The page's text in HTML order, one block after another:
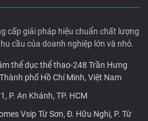
cấp giải pháp hiệu chuẩn chất lượng
cầu của doanh nghiệp lớn và nhỏ.
thể dục thể thao-248 Trần Hưng
phố Hồ Chí Minh, Việt Nam
P. An Khánh, TP. HCM
Vsip Từ Sơn, Đ. Hữu Nghị, P. Từ